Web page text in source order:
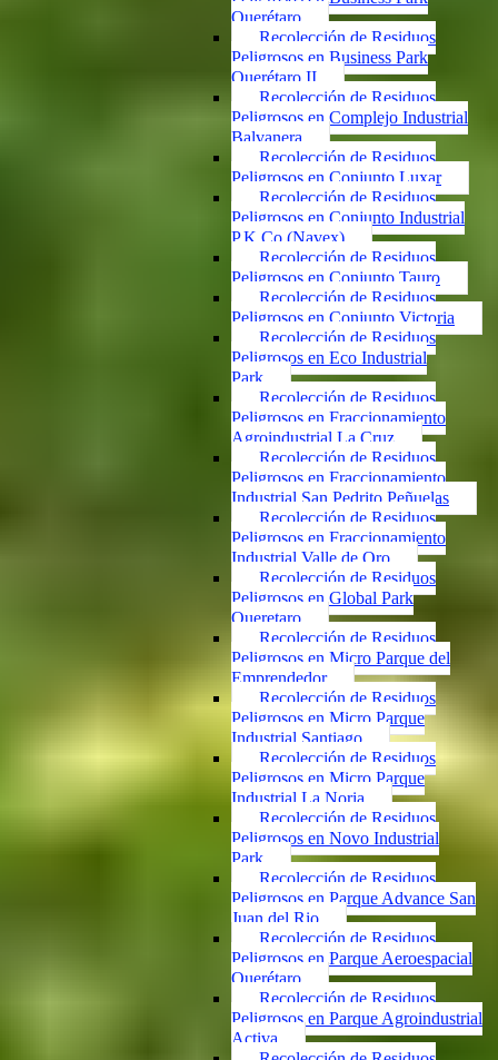
Querétaro
Recolección de Residuos
Peligrosos en Business Park
Querétaro II
Recolección de Residuos
Peligrosos en Complejo Industrial
Balvanera
Recolección de Residuos
Peligrosos en Conjunto Luxar
Recolección de Residuos
Peligrosos en Conjunto Industrial
P.K.Co (Navex)
Recolección de Residuos
Peligrosos en Conjunto Tauro
Recolección de Residuos
Peligrosos en Conjunto Victoria
Recolección de Residuos
Peligrosos en Eco Industrial
Park
Recolección de Residuos
Peligrosos en Fraccionamiento
Agroindustrial La Cruz
Recolección de Residuos
Peligrosos en Fraccionamiento
Industrial San Pedrito Peñuelas
Recolección de Residuos
Peligrosos en Fraccionamiento
Industrial Valle de Oro
Recolección de Residuos
Peligrosos en Global Park
Queretaro
Recolección de Residuos
Peligrosos en Micro Parque del
Emprendedor
Recolección de Residuos
Peligrosos en Micro Parque
Industrial Santiago
Recolección de Residuos
Peligrosos en Micro Parque
Industrial La Noria
Recolección de Residuos
Peligrosos en Novo Industrial
Park
Recolección de Residuos
Peligrosos en Parque Advance San
Juan del Rio
Recolección de Residuos
Peligrosos en Parque Aeroespacial
Querétaro
Recolección de Residuos
Peligrosos en Parque Agroindustrial
Activa